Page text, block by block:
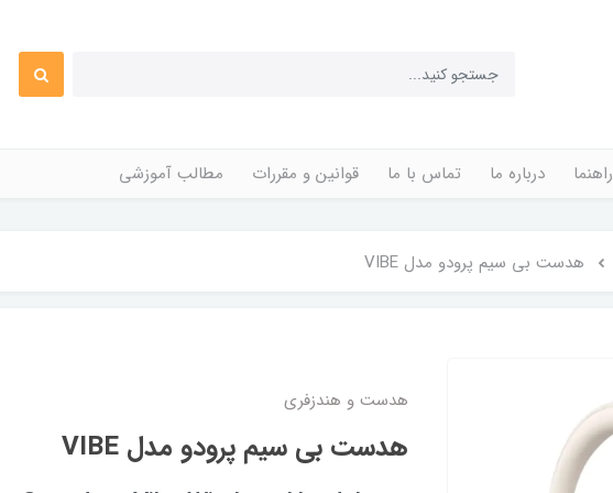
راهنما درباره ما تماس با ما قوانین و مقررات مطالب آموزشی
هدست بی سیم پرودو مدل VIBE
هدست و هندزفری
هدست بی سیم پرودو مدل VIBE